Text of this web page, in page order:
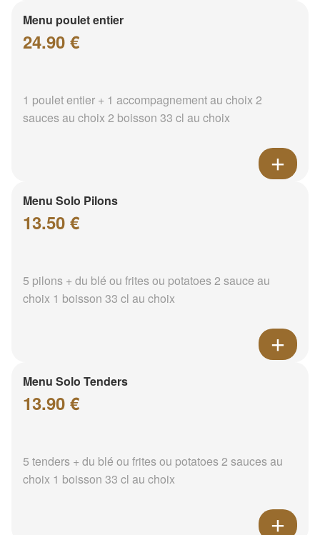
Menu poulet entier
24.90 €
1 poulet entier + 1 accompagnement au choix 2
sauces au choix 2 boisson 33 cl au choix
Menu Solo Pilons
13.50 €
5 pilons + du blé ou frites ou potatoes 2 sauce au
choix 1 boisson 33 cl au choix
Menu Solo Tenders
13.90 €
5 tenders + du blé ou frites ou potatoes 2 sauces au
choix 1 boisson 33 cl au choix